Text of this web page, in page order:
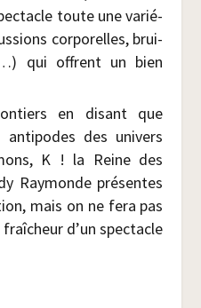
toute une varié­
cor­po­relles, brui­
qui offrent un bien
en disant que
des uni­vers
K ! la Reine des
Ray­monde pré­sentes
mais on ne fera pas
d’un spec­tacle